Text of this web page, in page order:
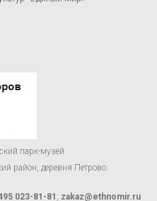
парк-музей
район, деревня Петрово.
023-81-81 , zakaz@ethnomir.ru